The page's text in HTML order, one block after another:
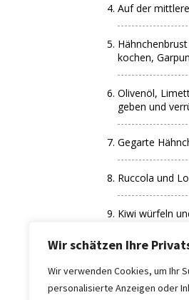
Wir schätzen Ihre
Wir verwenden Cookies, um Ihr
personalisierte Anzeigen oder
Auf der
kochen,
Olivenöl,
geben und
Gegarte
Ruccola und
Kiwi würfeln
Dressing
Für das